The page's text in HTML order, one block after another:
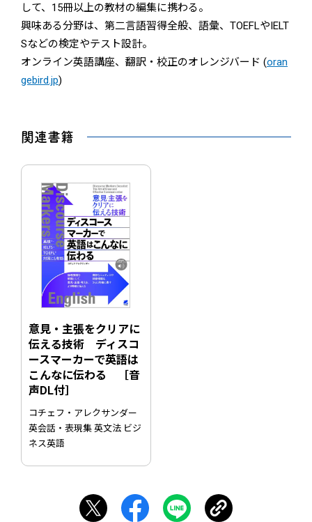
して、15冊以上の教材の編集に携わる。
興味ある分野は、第二言語習得全般、語彙、TOEFLやIELT
Sなどの検定やテスト設計。
オンライン英語講座、翻訳・校正のオレンジバード (oran
gebird.jp)
関連書籍
意見・主張をクリアに
伝える技術 ディスコ
ースマーカーで英語は
こんなに伝わる ［音
声DL付］
コチェフ・アレクサンダー
英会話・表現集 英文法 ビジ
ネス英語